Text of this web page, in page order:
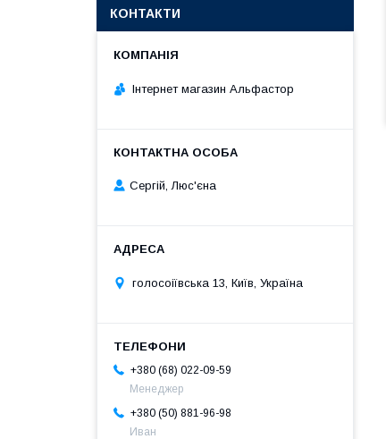
КОНТАКТИ
Інтернет магазин Альфастор
Сергій, Люс'єна
голосоіївська 13, Київ, Україна
+380 (68) 022-09-59
Менеджер
+380 (50) 881-96-98
Иван